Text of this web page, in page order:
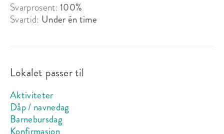
Svarprosent:100%
Svartid: Under én time
Lokalet passer til
Aktiviteter
Dåp / navnedag
Barnebursdag
Konfirmasjon